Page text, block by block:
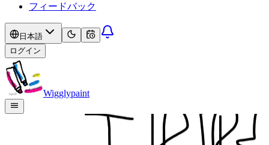
フィードバック
日本語
ログイン
Wigglypaint